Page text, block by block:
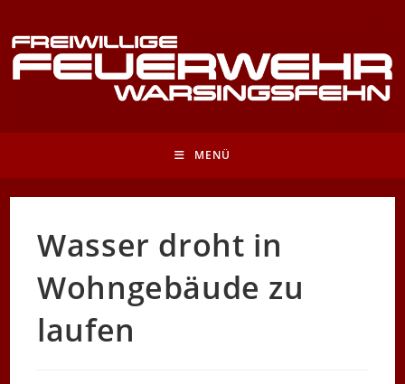
Inhalt
springen
MENÜ
Wasser droht in
Wohngebäude zu
laufen